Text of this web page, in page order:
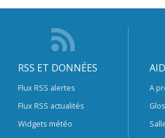
RSS ET DONNÉES
Flux RSS alertes
Flux RSS actualités
Widgets météo
A